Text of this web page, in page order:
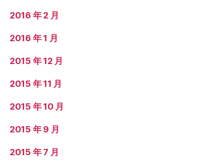
2016 年 2 月
2016 年 1 月
2015 年 12 月
2015 年 11 月
2015 年 10 月
2015 年 9 月
2015 年 7 月